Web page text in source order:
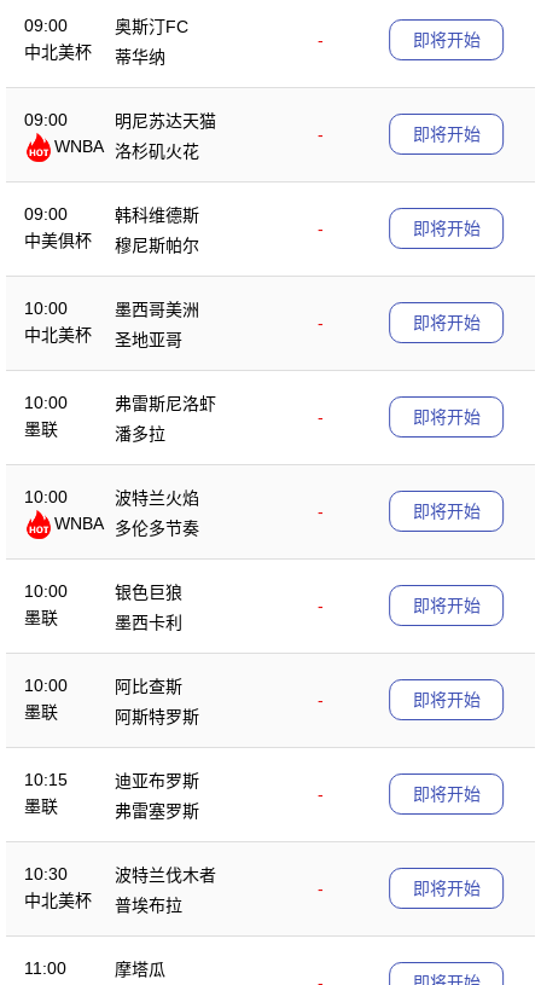
09:00
中北美杯
奥斯汀FC
-
蒂华纳
即将开始
09:00
WNBA
明尼苏达天猫
-
洛杉矶火花
即将开始
09:00
中美俱杯
韩科维德斯
-
穆尼斯帕尔
即将开始
10:00
中北美杯
墨西哥美洲
-
圣地亚哥
即将开始
10:00
墨联
弗雷斯尼洛虾
-
潘多拉
即将开始
10:00
WNBA
波特兰火焰
-
多伦多节奏
即将开始
10:00
墨联
银色巨狼
-
墨西卡利
即将开始
10:00
墨联
阿比查斯
-
阿斯特罗斯
即将开始
10:15
墨联
迪亚布罗斯
-
弗雷塞罗斯
即将开始
10:30
中北美杯
波特兰伐木者
-
普埃布拉
即将开始
11:00
摩塔瓜